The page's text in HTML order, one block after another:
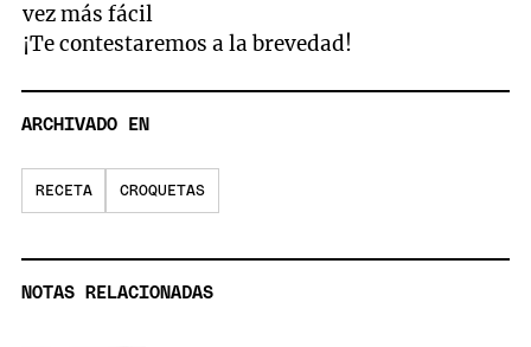
vez más fácil
¡Te contestaremos a la brevedad!
ARCHIVADO EN
RECETA CROQUETAS
NOTAS RELACIONADAS